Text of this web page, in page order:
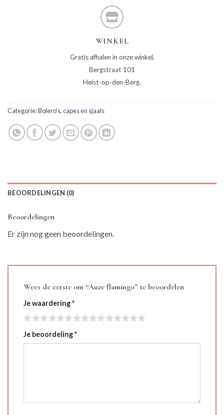
WINKEL
Gratis afhalen in onze winkel.
Bergstraat 101
Heist-op-den-Berg.
Categorie:Bolero's, capes en sjaals
BEOORDELINGEN (0)
Beoordelingen
Er zijn nog geen beoordelingen.
Wees de eerste om “Auze flamingo” te beoordelen
Je waardering*
Je beoordeling*